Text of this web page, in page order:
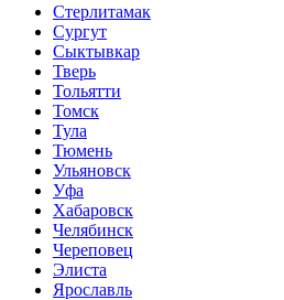
Стерлитамак
Сургут
Сыктывкар
Тверь
Тольятти
Томск
Тула
Тюмень
Ульяновск
Уфа
Хабаровск
Челябинск
Череповец
Элиста
Ярославль